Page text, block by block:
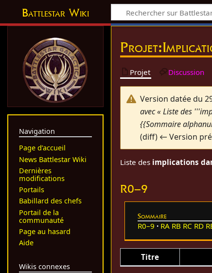
Battlestar Wiki
Projet:
Projet Discussion
Version datée du
avec « Liste des
{{Sommaire
(diff) ← Version
Liste des implications
R0–9
Sommaire
R0–9 RA RB RC RD
Titre
Navigation
Page d’accueil
News Battlestar Wiki
Dernières
modifications
Portails
Babillard des chefs
Portail de la
communauté
Page au hasard
Aide
Wikis connexes